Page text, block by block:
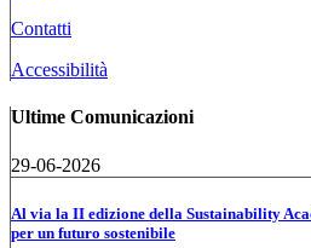
Contatti
Accessibilità
Ultime Comunicazioni
29-06-2026
Al via la II edizione della Sustainability
per un futuro sostenibile